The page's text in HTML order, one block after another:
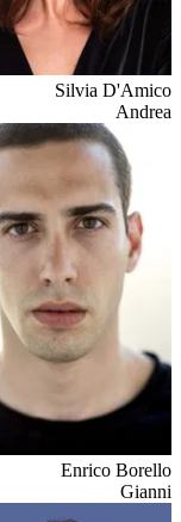
Silvia D'Amico
Andrea
Enrico Borello
Gianni